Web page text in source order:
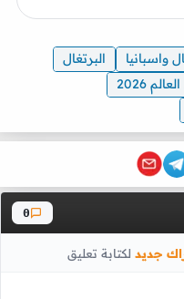
واسبانيا
البرتغال
2026
0
جديد لكتابة تعليق